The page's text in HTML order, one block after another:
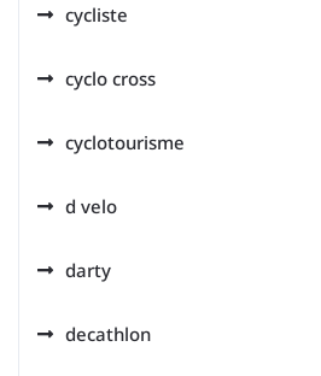
cycliste
cyclo cross
cyclotourisme
d velo
darty
decathlon